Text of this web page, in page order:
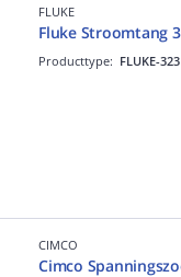
FLUKE
Fluke Stroomtang
Producttype: FLUKE-323
CIMCO
Cimco